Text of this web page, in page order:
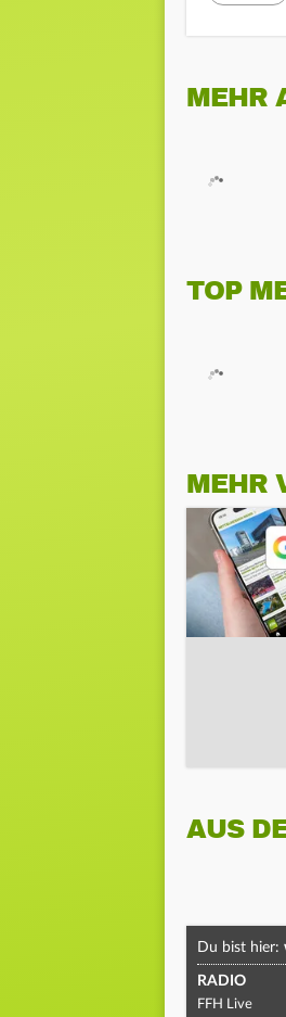
MEHR
TOP
MEHR
AUS
Du bist hier:
RADIO
FFH Live